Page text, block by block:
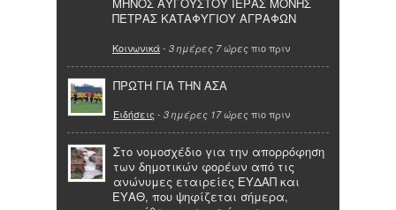
ΠΕΤΡΑΣ ΚΑΤΑΦΥΓΙΟΥ ΑΓΡΑΦΩΝ
Κοινωνικά- 3 ημέρες 7 ώρες πιο πριν
ΠΡΩΤΗ ΓΙΑ ΤΗΝ ΑΣΑ
Ειδήσεις - 3 ημέρες 17 ώρες πιο πριν
Στο νομοσχέδιο για την απορρόφηση
των δημοτικών φορέων από τις
ανώνυμες εταιρείες ΕΥΔΑΠ και
ΕΥΑΘ, που ψηφίζεται σήμερα,